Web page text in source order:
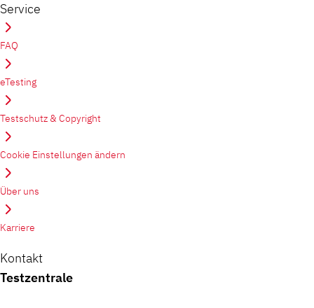
Service
FAQ
eTesting
Testschutz & Copyright
Cookie Einstellungen ändern
Über uns
Karriere
Kontakt
Testzentrale